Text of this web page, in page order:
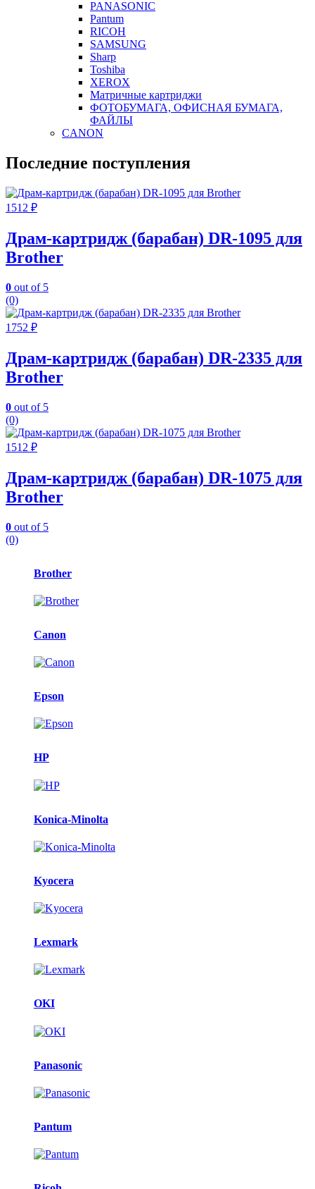
PANASONIC
Pantum
RICOH
SAMSUNG
Sharp
Toshiba
XEROX
Матричные картриджи
ФОТОБУМАГА, ОФИСНАЯ БУМАГА,
ФАЙЛЫ
CANON
Последние поступления
1512 ₽
Драм-картридж (барабан) DR-1095 для
Brother
0 out of 5
(0)
1752 ₽
Драм-картридж (барабан) DR-2335 для
Brother
0 out of 5
(0)
1512 ₽
Драм-картридж (барабан) DR-1075 для
Brother
0 out of 5
(0)
Карусель
брендов
Brother
Canon
Epson
HP
Konica-Minolta
Kyocera
Lexmark
OKI
Panasonic
Pantum